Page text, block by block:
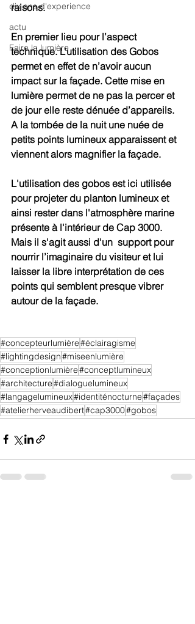
dix ans d'experience
actu
Faire la lumière
raisons.
En premier lieu pour l’aspect
technique. L’utilisation des Gobos
permet en effet de n’avoir aucun
impact sur la façade. Cette mise en
lumière permet de ne pas la percer et
de jour elle reste dénuée d’appareils.
A la tombée de la nuit une nuée de
petits points lumineux apparaissent et
viennent alors magnifier la façade.
L'utilisation des gobos est ici utilisée
pour projeter du planton lumineux et
ainsi rester dans l'atmosphère marine
présente à l'intérieur de Cap 3000.
Mais il s'agit aussi d'un  support pour
nourrir l’imaginaire du visiteur et lui
laisser la libre interprétation de ces
points qui semblent presque vibrer
autour de la façade.
#concepteurlumière#éclairagisme
#lightingdesign#miseenlumière
#conceptionlumière#conceptlumineux
#architecture#dialoguelumineux
#langagelumineux#identiténocturne#façades
#atelierherveaudibert#cap3000#gobos